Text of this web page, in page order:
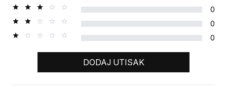
0
0
0
DODAJ UTISAK